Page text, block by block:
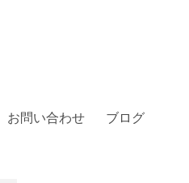
お問い合わせ ブログ